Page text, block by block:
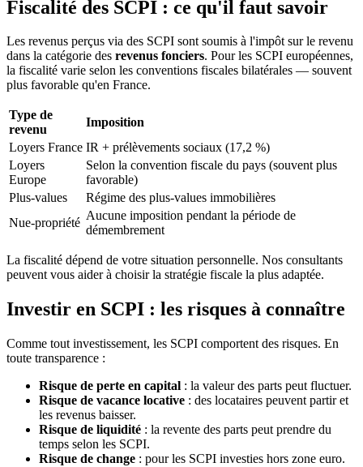
Fiscalité des SCPI : ce qu'il faut savoir
Les revenus perçus via des SCPI sont soumis à l'impôt sur le revenu
dans la catégorie des revenus fonciers. Pour les SCPI européennes,
la fiscalité varie selon les conventions fiscales bilatérales — souvent
plus favorable qu'en France.
Type de
revenu
Imposition
Loyers France IR + prélèvements sociaux (17,2 %)
Loyers
Europe
Selon la convention fiscale du pays (souvent plus
favorable)
Plus-values
Régime des plus-values immobilières
Nue-propriété
Aucune imposition pendant la période de
démembrement
La fiscalité dépend de votre situation personnelle. Nos consultants
peuvent vous aider à choisir la stratégie fiscale la plus adaptée.
Investir en SCPI : les risques à connaître
Comme tout investissement, les SCPI comportent des risques. En
toute transparence :
Risque de perte en capital : la valeur des parts peut fluctuer.
Risque de vacance locative : des locataires peuvent partir et
les revenus baisser.
Risque de liquidité : la revente des parts peut prendre du
temps selon les SCPI.
Risque de change : pour les SCPI investies hors zone euro.